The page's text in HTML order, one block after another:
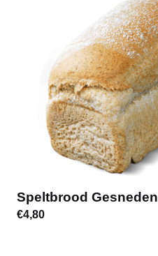
Speltbrood Gesneden
€4,80